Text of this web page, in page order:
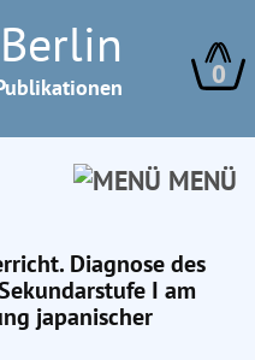
0
MENÜ
Diagnose des
I am
japanischer